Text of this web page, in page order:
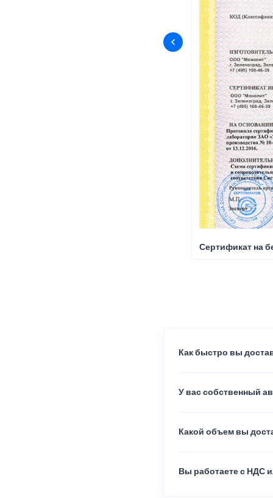
Сертификат на
Как быстро вы
У вас собственный
Какой объем вы
Вы работаете с НДС